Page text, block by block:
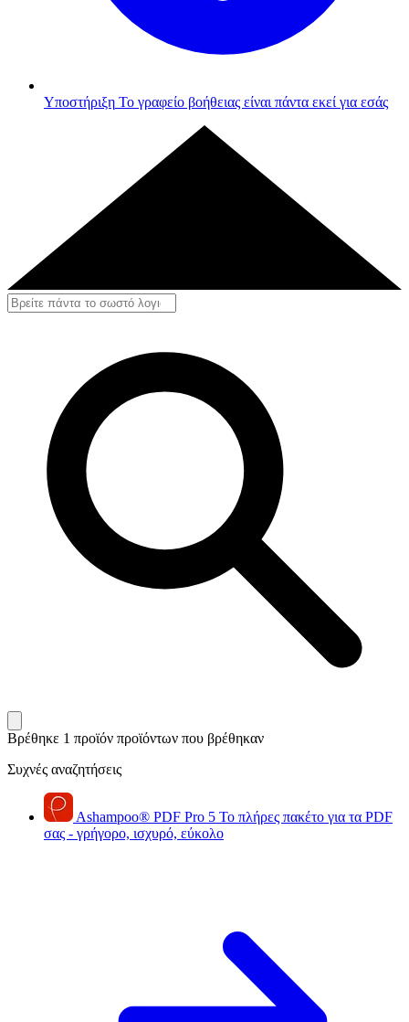
Υποστήριξη Το γραφείο βοήθειας είναι πάντα εκεί για εσάς
Βρέθηκε 1 προϊόν προϊόντων που βρέθηκαν
Συχνές αναζητήσεις
Ashampoo® PDF Pro 5 Το πλήρες πακέτο για τα PDF
σας - γρήγορο, ισχυρό, εύκολο